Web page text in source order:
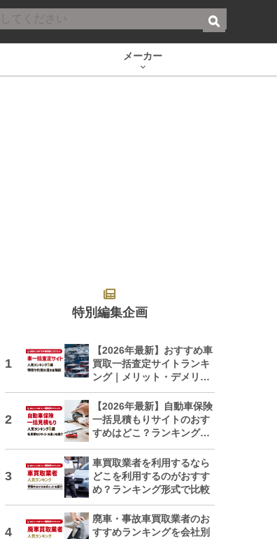
メーカー
特別編集企画
【2026年最新】おすすめ車
買取一括査定サイトランキ
ング｜メリット・デメリッ
トも解説
【2026年最新】自動車保険
一括見積もりサイトのおす
すめはどこ？ランキングで
車買取業者を利用するなら
どこを利用するのがおすす
め？ランキング形式で比較
廃車・事故車買取業者のお
すすめランキングを会社別